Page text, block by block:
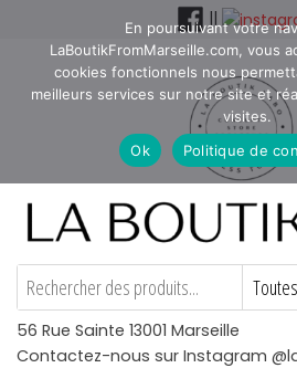
||
La Boutik Labo
La
de
56 Rue Sainte 13001 Marseille
Contactez-nous sur Instagram
En poursuivant votre
LaBoutikFromMarseille.com, vous
cookies fonctionnels nous
meilleurs services sur notre site et
visites.
Ok
Politique de